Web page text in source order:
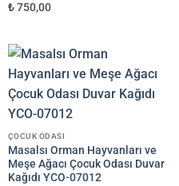
₺ 750,00
ÇOCUK ODASI
Masalsı Orman Hayvanları ve
Meşe Ağacı Çocuk Odası Duvar
Kağıdı YCO-07012